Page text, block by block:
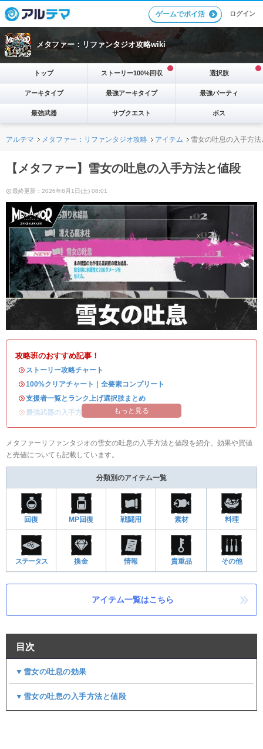
ゲームでポイ活 ログイン
メタファー：リファンタジオ攻略wiki
トップ ストーリー100%回収 選択肢
アーキタイプ 最強アーキタイプ 最強パーティ
最強武器 サブクエスト ボス
アルテマ メタファー：リファンタジオ攻略 アイテム 雪女の吐息の入手方法
【メタファー】雪女の吐息の入手方法と値段
最終更新：2026年8月1日(土) 08:01
攻略班のおすすめ記事！
・ ストーリー攻略チャート
・100%クリアチャート｜全要素コンプリート
・支援者一覧とランク上げ選択肢まとめ
・最強武器の入手方法 もっと見る
メタファーリファンタジオの雪女の吐息の入手方法と値段を紹介。効果や買値
と売値についても記載しています。
分類別のアイテム一覧
回復 MP回復 戦闘用 素材 料理
ステータス 換金 情報 貴重品 その他
アイテム一覧はこちら
目次
▼雪女の吐息の効果
▼雪女の吐息の入手方法と値段